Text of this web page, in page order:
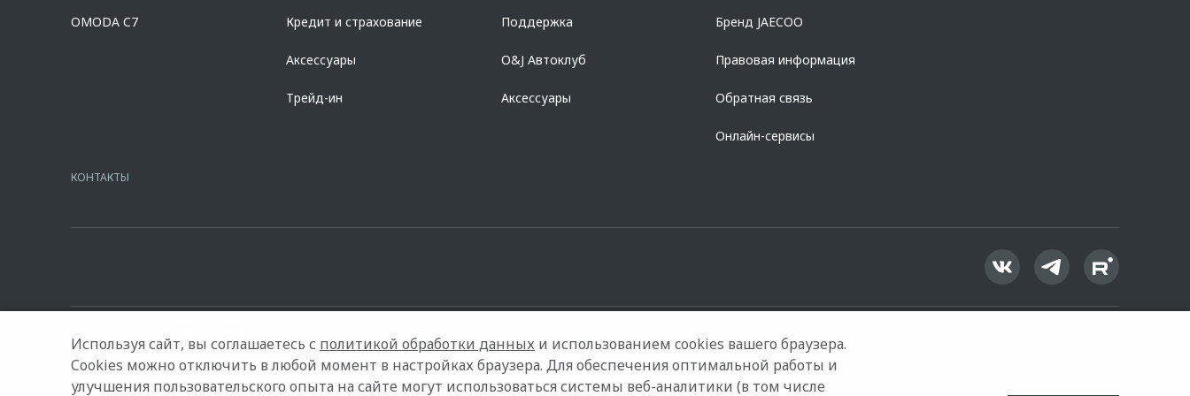
OMODA C7 Кредит и страхование
Аксессуары
Трейд-ин
Поддержка
O&J Автоклуб
Аксессуары
Бренд JAECOO
Правовая информация
Обратная связь
Онлайн-сервисы
КОНТАКТЫ
Используя сайт, вы соглашаетесь с политикой обработки данных и использованием cookies вашего браузера.
Cookies можно отключить в любой момент в настройках браузера. Для обеспечения оптимальной работы и
улучшения пользовательского опыта на сайте могут использоваться системы веб-аналитики (в том числе